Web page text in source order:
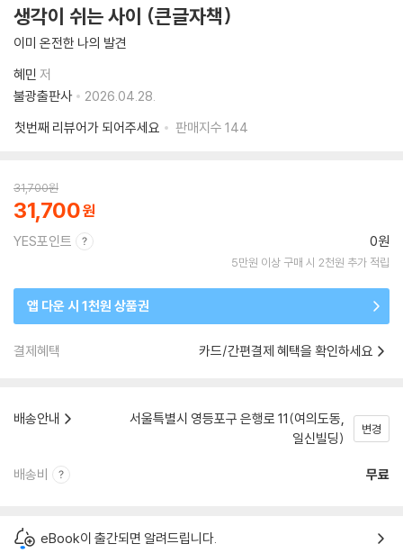
생각이 쉬는 사이 (큰글자책)
이미 온전한 나의 발견
혜민 저
불광출판사
2026.04.28.
첫번째 리뷰어가 되어주세요
판매지수 144
31,700원
31,700
YES포인트 0원
5만원 이상 구매 시 2천원 추가 적립
앱 다운 시 1천원 상품권
결제혜택 카드/간편결제 혜택을 확인하세요
배송안내
서울특별시 영등포구 은행로 11(여의도동,
일신빌딩)
변경
배송비 무료
eBook이 출간되면 알려드립니다.